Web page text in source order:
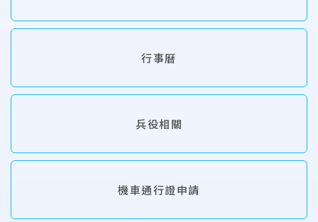
行事曆
兵役相關
機車通行證申請